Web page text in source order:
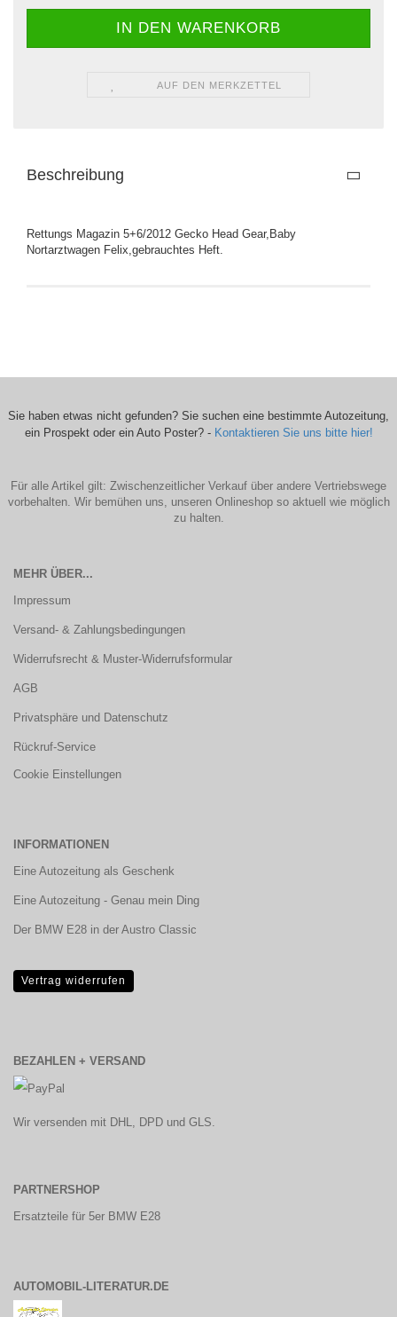
AUF DEN MERKZETTEL
Beschreibung
Rettungs Magazin 5+6/2012 Gecko Head Gear,Baby
Nortarztwagen Felix,gebrauchtes Heft.
Sie haben etwas nicht gefunden? Sie suchen eine bestimmte Autozeitung,
ein Prospekt oder ein Auto Poster? - Kontaktieren Sie uns bitte hier!
Für alle Artikel gilt: Zwischenzeitlicher Verkauf über andere Vertriebswege
vorbehalten. Wir bemühen uns, unseren Onlineshop so aktuell wie möglich
zu halten.
MEHR ÜBER...
Impressum
Versand- & Zahlungsbedingungen
Widerrufsrecht & Muster-Widerrufsformular
AGB
Privatsphäre und Datenschutz
Rückruf-Service
Cookie Einstellungen
INFORMATIONEN
Eine Autozeitung als Geschenk
Eine Autozeitung - Genau mein Ding
Der BMW E28 in der Austro Classic
Vertrag widerrufen
BEZAHLEN + VERSAND
Wir versenden mit DHL, DPD und GLS.
PARTNERSHOP
Ersatzteile für 5er BMW E28
AUTOMOBIL-LITERATUR.DE